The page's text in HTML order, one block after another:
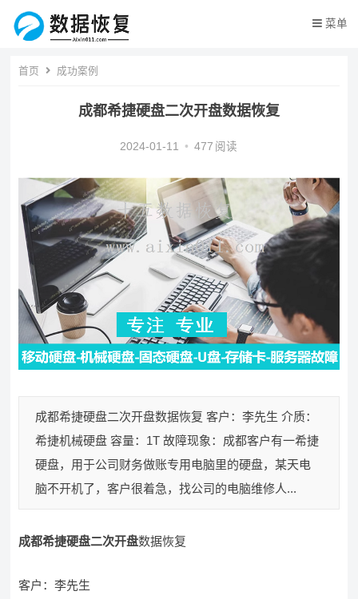
菜单
首页 成功案例
成都希捷硬盘二次开盘数据恢复
2024-01-11 • 477 阅读
成都希捷硬盘二次开盘数据恢复 客户：李先生 介质：
希捷机械硬盘 容量：1T 故障现象：成都客户有一希捷
硬盘，用于公司财务做账专用电脑里的硬盘，某天电
脑不开机了，客户很着急，找公司的电脑维修人...
成都希捷硬盘二次开盘数据恢复
客户：李先生